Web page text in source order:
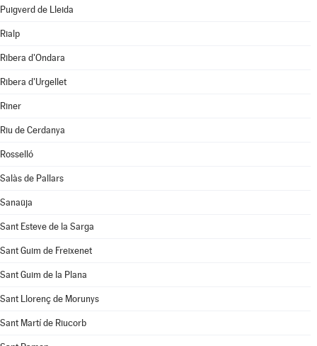
Puigverd de Lleida
Rialp
Ribera d'Ondara
Ribera d'Urgellet
Riner
Riu de Cerdanya
Rosselló
Salàs de Pallars
Sanaüja
Sant Esteve de la Sarga
Sant Guim de Freixenet
Sant Guim de la Plana
Sant Llorenç de Morunys
Sant Martí de Riucorb